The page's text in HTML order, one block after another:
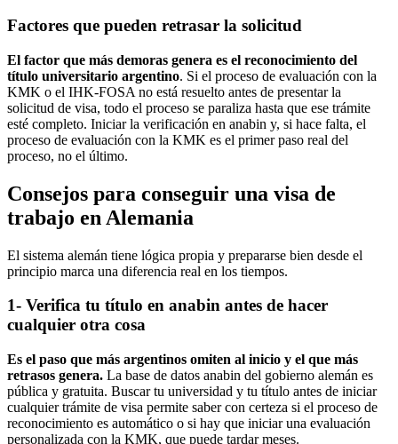
Factores que pueden retrasar la solicitud
El factor que más demoras genera es el reconocimiento del
título universitario argentino. Si el proceso de evaluación con la
KMK o el IHK-FOSA no está resuelto antes de presentar la
solicitud de visa, todo el proceso se paraliza hasta que ese trámite
esté completo. Iniciar la verificación en anabin y, si hace falta, el
proceso de evaluación con la KMK es el primer paso real del
proceso, no el último.
Consejos para conseguir una visa de
trabajo en Alemania
El sistema alemán tiene lógica propia y prepararse bien desde el
principio marca una diferencia real en los tiempos.
1- Verifica tu título en anabin antes de hacer
cualquier otra cosa
Es el paso que más argentinos omiten al inicio y el que más
retrasos genera. La base de datos anabin del gobierno alemán es
pública y gratuita. Buscar tu universidad y tu título antes de iniciar
cualquier trámite de visa permite saber con certeza si el proceso de
reconocimiento es automático o si hay que iniciar una evaluación
personalizada con la KMK, que puede tardar meses.